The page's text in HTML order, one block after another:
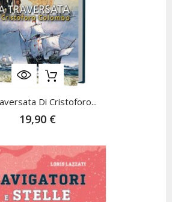
Di Cristoforo...
19,90 €